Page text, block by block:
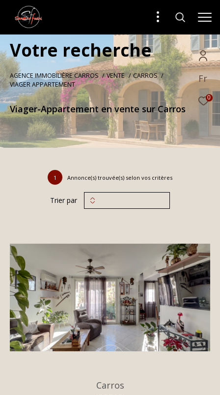
Fr
0
Votre recherche
AGENCE IMMOBILIÈRE CARROS VENTE
CARROS
VIAGER APPARTEMENT
Viager-Appartement en vente sur Carros
1 Annonce(s) trouvée(s) selon vos critères
Trier par
Carros